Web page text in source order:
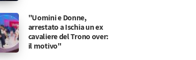
"Uomini e Donne,
arrestato a Ischia un ex
cavaliere del Trono over:
il motivo"